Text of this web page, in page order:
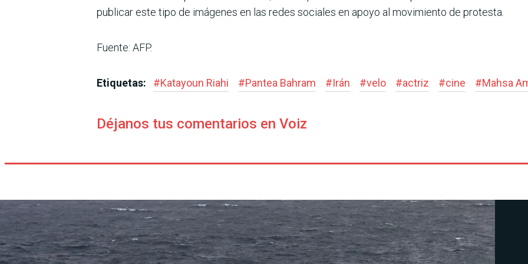
publicar este tipo de imágenes en las redes sociales en apoyo al movimiento de protesta.
Fuente: AFP.
Etiquetas: #Katayoun Riahi #Pantea Bahram #Irán #velo #actriz #cine #Mahsa
Déjanos tus comentarios en Voiz